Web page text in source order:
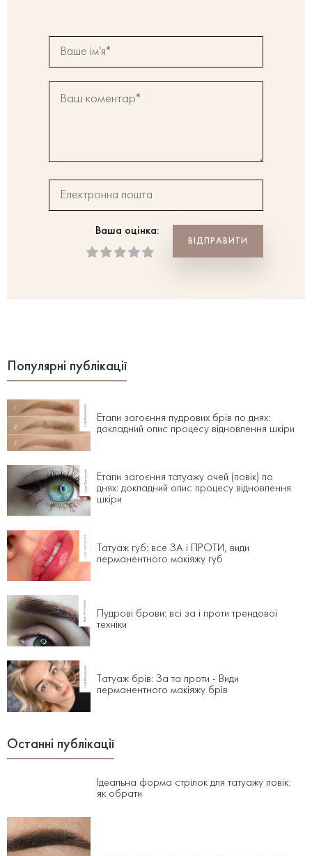
Ваша оцінка:
Популярні публікації
Етапи загоєння пудрових брів по днях:
докладний опис процесу відновлення шкіри
Етапи загоєння татуажу очей (повік) по
днях: докладний опис процесу відновлення
шкіри
Татуаж губ: все ЗА і ПРОТИ, види
перманентного макіяжу губ
Пудрові брови: всі за і проти трендової
техніки
Татуаж брів: За та проти - Види
перманентного макіяжу брів
Останні публікації
Ідеальна форма стрілок для татуажу повік:
як обрати